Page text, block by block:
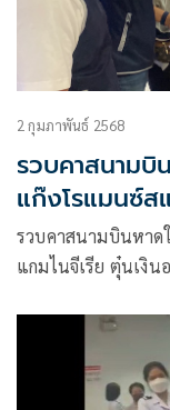
2 กุมภาพันธ์ 2568
รวบคาสนามบิ
แก๊งโรแมนซ์ส
รวบคาสนามบินหาด
แกมไนจีเรีย ตุ๋นเงิน